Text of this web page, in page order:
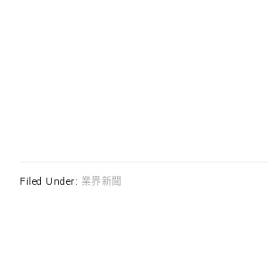
Filed Under: 業界新聞